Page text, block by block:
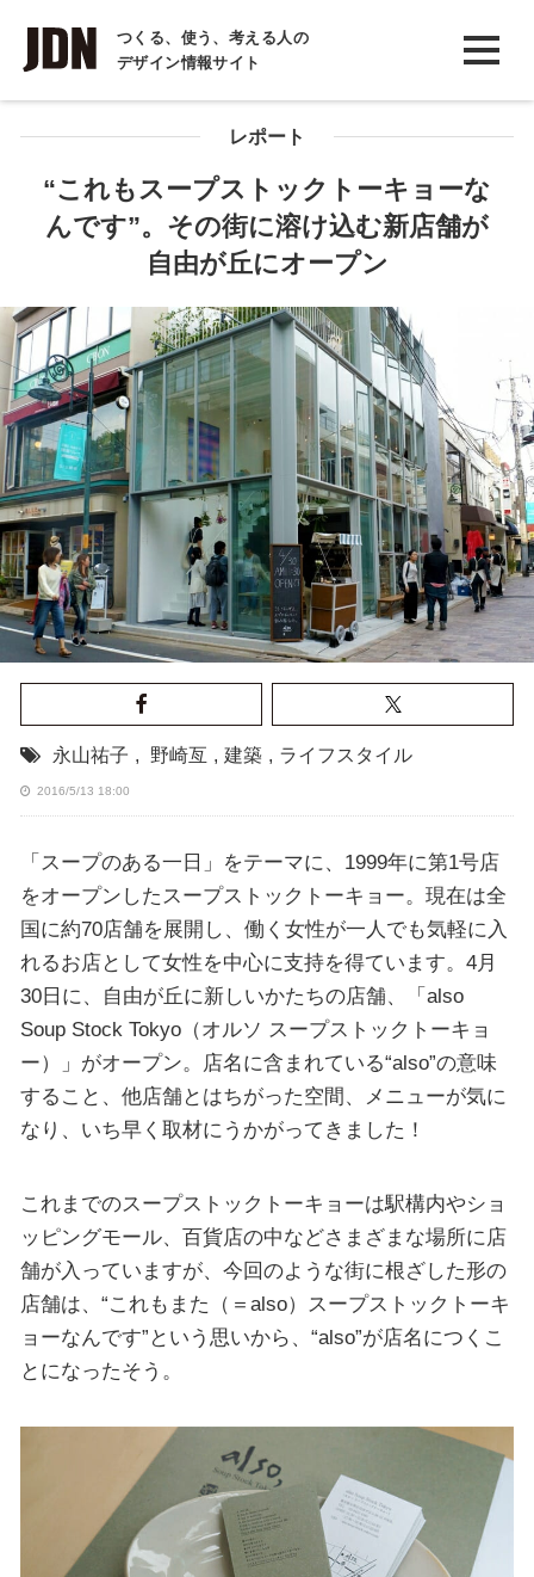
つくる、使う、考える人の
デザイン情報サイト
INTERVIEW
インタビュー
REPORT
COLUMN
レポート
“これもスープストックトーキョーな
んです”。その街に溶け込む新店舗が
自由が丘にオープン
永山祐子 , 野崎亙 , 建築 , ライフスタイル
2016/5/13 18:00
「スープのある一日」をテーマに、1999年に第1号店
をオープンしたスープストックトーキョー。現在は全
国に約70店舗を展開し、働く女性が一人でも気軽に入
れるお店として女性を中心に支持を得ています。4月
30日に、自由が丘に新しいかたちの店舗、「also
Soup Stock Tokyo（オルソ スープストックトーキョ
ー）」がオープン。店名に含まれている“also”の意味
すること、他店舗とはちがった空間、メニューが気に
なり、いち早く取材にうかがってきました！
これまでのスープストックトーキョーは駅構内やショ
ッピングモール、百貨店の中などさまざまな場所に店
舗が入っていますが、今回のような街に根ざした形の
店舗は、“これもまた（＝also）スープストックトーキ
ョーなんです”という思いから、“also”が店名につくこ
とになったそう。